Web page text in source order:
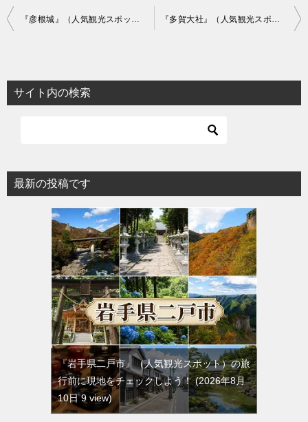
投
ビ
ゲ
ョ
ン
サイト内の検索
最新の投稿です
『岩手県二戸市』（人気観光スポット）の旅
行前に現地をチェックしよう！ 2026年8月
10日 9 view